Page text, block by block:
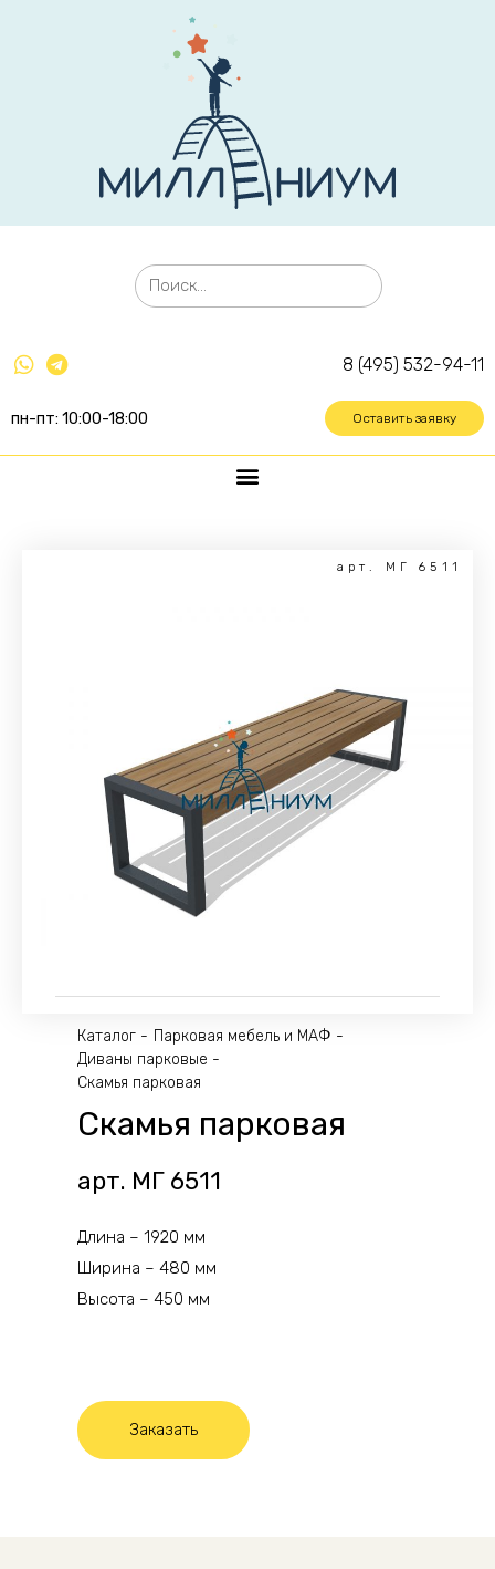
8 (495) 532-94-11
пн-пт: 10:00-18:00 Оставить заявку
арт. МГ 6511
Каталог
Парковая мебель и МАФ
Диваны парковые
Скамья парковая
Скамья парковая
арт. МГ 6511
Длина – 1920 мм
Ширина – 480 мм
Высота – 450 мм
Заказать